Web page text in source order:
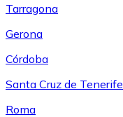
Tarragona
Gerona
Córdoba
Santa Cruz de Tenerife
Roma